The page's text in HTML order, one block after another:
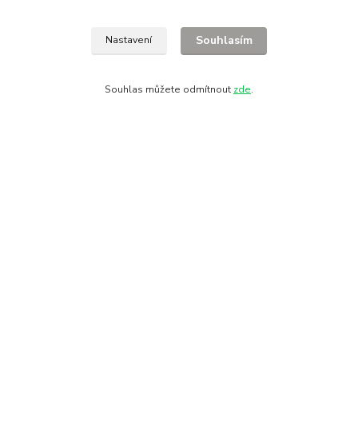
Obchodní podmínky
Ochrana soukromí
Nastavení Souhlasím
Souhlas můžete odmítnout zde.